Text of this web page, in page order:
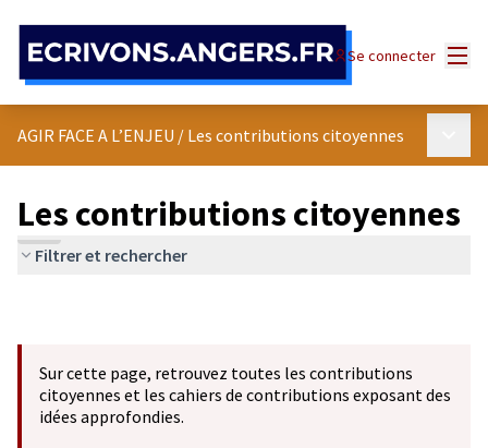
Se connecter
AGIR FACE A L’ENJEU / Les contributions citoyennes
Les contributions citoyennes
Filtrer et rechercher
Sur cette page, retrouvez toutes les contributions
citoyennes et les cahiers de contributions exposant des
idées approfondies.